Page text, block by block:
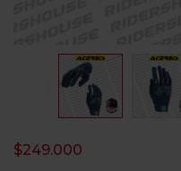
$249.000